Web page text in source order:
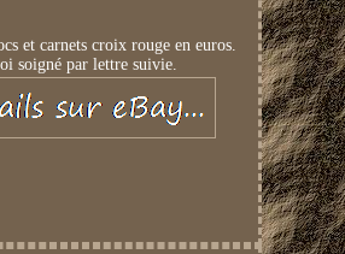
et carnets croix rouge en euros.
soigné par lettre suivie.